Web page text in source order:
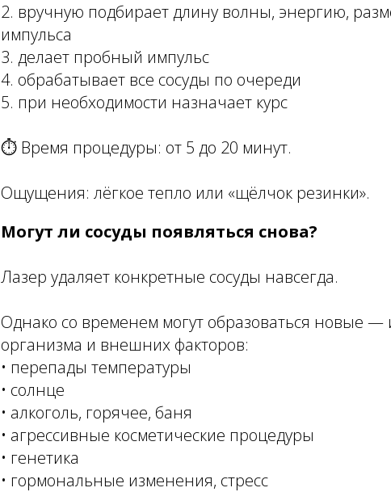
2. вручную подбирает длину волны, энергию,
импульса
3. делает пробный импульс
4. обрабатывает все сосуды по очереди
5. при необходимости назначает курс
⏱ Время процедуры: от 5 до 20 минут.
Ощущения: лёгкое тепло или «щёлчок резинки».
Могут ли сосуды появляться снова?
Лазер удаляет конкретные сосуды навсегда.
Однако со временем могут образоваться новые —
организма и внешних факторов:
• перепады температуры
• солнце
• алкоголь, горячее, баня
• агрессивные косметические процедуры
• генетика
• гормональные изменения, стресс